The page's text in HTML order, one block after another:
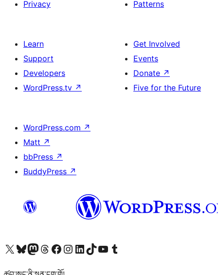
Privacy
Patterns
Learn
Support
Developers
WordPress.tv ↗
Get Involved
Events
Donate ↗
Five for the Future
WordPress.com ↗
Matt ↗
bbPress ↗
BuddyPress ↗
Visit our X (formerly Twitter) account
Visit our Bluesky account
Visit our Mastodon account
Visit our Threads account
Visit our Facebook page
Visit our Instagram account
Visit our LinkedIn account
Visit our TikTok account
Visit our YouTube channel
Visit our Tumblr account